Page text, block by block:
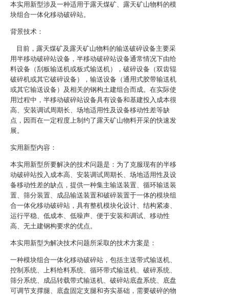
本实用新型涉及一种适用于露天煤矿、露天矿山物料的模
块组合一体化移动破碎站。
背景技术：
目前，露天煤矿及露天矿山物料的输送破碎设备主要采
用半移动破碎站设备，半移动破碎站设备通常情况下由给
料设备（刮板输送机或板式输送机），破碎设备（双齿辊
破碎机或其它破碎设备），输送设备（通用式胶带输送机
或其它输送设备）及相关的钢构土建组合而成。在实际使
用过程中，半移动破碎站设备具有设备和基建投入成本很
高、安装调试周期长、场地适用性及设备移动性差等缺
点，因而在一定程度上制约了露天矿山物料开采的快速发
展。
实用新型内容：
本实用新型所要解决的技术问题是：为了克服现有的半移
动破碎站投入成本高、安装调试周期长、场地适用性及设
备移动性差的缺点，提供一种集主输送装置、循环输送装
置、筛分装置、成品输送装置和破碎装置于一体的模块组
合一体化移动破碎站，具有整机模块化设计、结构紧凑、
运行平稳、低成本、低噪声、便于安装和调试、移动性
高、无土建钢构要求的优点。
本实用新型为解决技术问题所采取的技术方案是：
一种模块组合一体化移动破碎站，包括主送带式输送机、
控制系统、上料给料系统、循环带式输送机、破碎系统、
筛分系统、成品转载带式输送机、破碎站底盘系统、底盘
可调节支撑腿、底盘固定支腿和夯实基础，需要破碎的物